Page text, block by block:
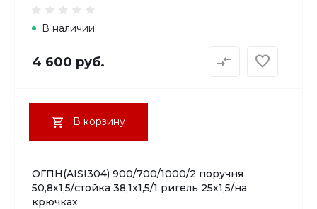
В наличии
4 600 руб.
В корзину
ОГПН(AISI304) 900/700/1000/2 поручня
50,8х1,5/стойка 38,1х1,5/1 ригель 25х1,5/на
крючках